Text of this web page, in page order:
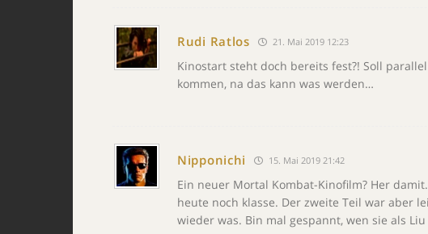
Rudi Ratlos 21. Mai 2019 12:23
Kinostart steht doch bereits fest?! Soll
kommen, na das kann was werden…
Nipponichi 15. Mai 2019 21:42
Ein neuer Mortal Kombat-Kinofilm? Her
heute noch klasse. Der zweite Teil war aber
wieder was. Bin mal gespannt, wen sie als